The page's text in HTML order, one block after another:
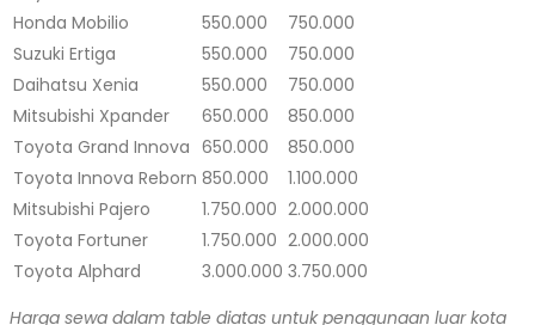
Honda Mobilio
550.000
750.000
Suzuki Ertiga
550.000
750.000
Daihatsu Xenia
550.000
750.000
Mitsubishi Xpander
650.000
850.000
Toyota Grand Innova 650.000
850.000
Toyota Innova Reborn 850.000
1.100.000
Mitsubishi Pajero
1.750.000 2.000.000
Toyota Fortuner
1.750.000 2.000.000
Toyota Alphard
3.000.000 3.750.000
Harga sewa dalam table diatas untuk penggunaan luar kota